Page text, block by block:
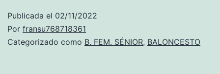
Publicada el 02/11/2022
Por fransu768718361
Categorizado como B. FEM. SÉNIOR, BALONCESTO